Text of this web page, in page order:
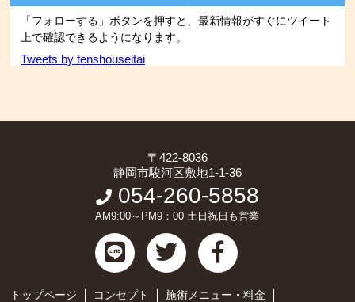
「フォローする」ボタンを押すと、最新情報がすぐにツイート
上で確認できるようになります。
Tweets by tenshouseitai
〒422-8036
静岡市駿河区敷地1-1-36
054-260-5858
AM9:00～PM9：00 土日祝日も営業
トップページ コンセプト 施術メニュー・料金